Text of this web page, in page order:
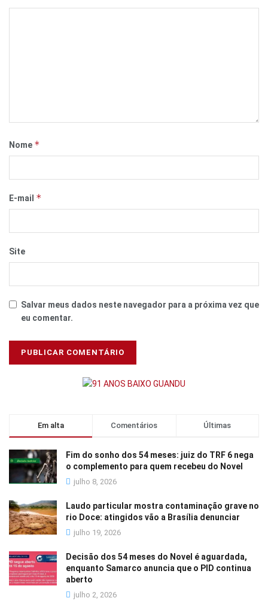
Nome *
E-mail *
Site
Salvar meus dados neste navegador para a próxima vez que
eu comentar.
Em alta Comentários Últimas
Fim do sonho dos 54 meses: juiz do TRF 6 nega
o complemento para quem recebeu do Novel
julho 8, 2026
Laudo particular mostra contaminação grave no
rio Doce: atingidos vão a Brasília denunciar
julho 19, 2026
Decisão dos 54 meses do Novel é aguardada,
enquanto Samarco anuncia que o PID continua
aberto
julho 2, 2026